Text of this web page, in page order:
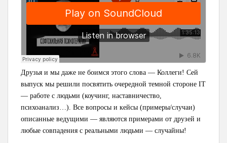
Друзья и мы даже не боимся этого слова — Коллеги! Сей
выпуск мы решили посвятить очередной темной стороне IT
— работе с людьми (коучинг, наставничество,
психоанализ…). Все вопросы и кейсы (примеры/случаи)
описанные ведущими — являются примерами от друзей и
любые совпадения с реальными людьми — случайны!